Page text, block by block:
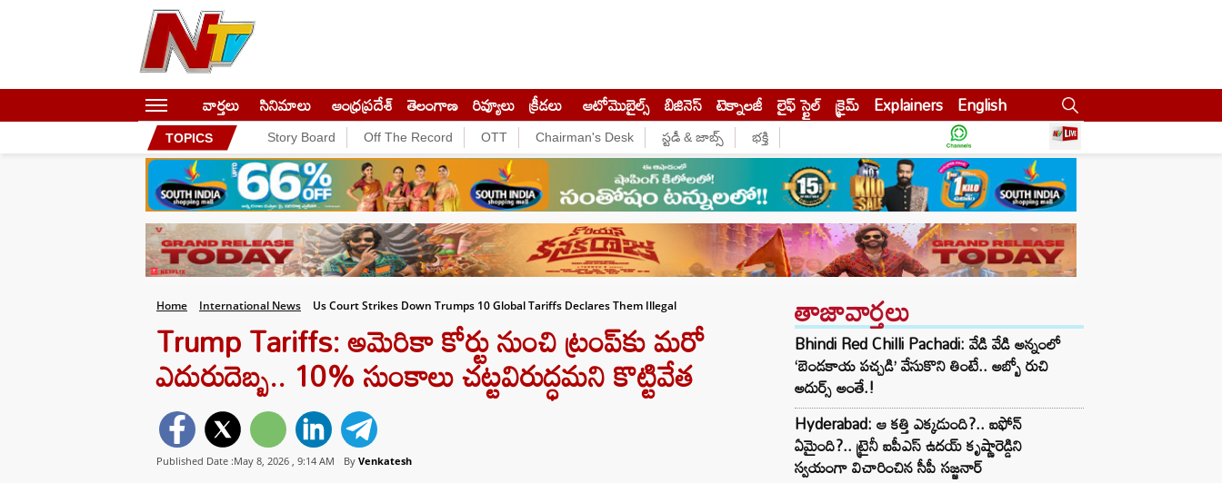
వార్తలు సినిమాలు ఆంధ్రప్రదేశ్ తెలంగాణ రివ్యూలు క్రీడలు ఆటోమొబైల్స్ బిజినెస్‌ టెక్నాలజీ లైఫ్ స్టైల్ క్రైమ్ Explainers English
TOPICS Story Board Off The Record OTT Chairman's Desk స్టడీ & జాబ్స్ భక్తి
Home International News Us Court Strikes Down Trumps 10 Global Tariffs Declares Them Illegal
Trump Tariffs: అమెరికా కోర్టు నుంచి ట్రంప్‌కు మరో
ఎదురుదెబ్బ.. 10% సుంకాలు చట్టవిరుద్ధమని కొట్టివేత
Published Date :May 8, 2026 , 9:14 AM By Venkatesh
తాజావార్తలు
Bhindi Red Chilli Pachadi: వేడి వేడి అన్నంలో
‘బెండకాయ పచ్చడి’ వేసుకొని తింటే.. అబ్బో రుచి
అదుర్స్ అంతే.!
Hyderabad: ఆ కత్తి ఎక్కడుంది?.. ఐఫోన్
ఏమైంది?.. ట్రైనీ ఐపీఎస్ ఉదయ్ కృష్ణారెడ్డిని
స్వయంగా విచారించిన సీపీ సజ్జనార్‌